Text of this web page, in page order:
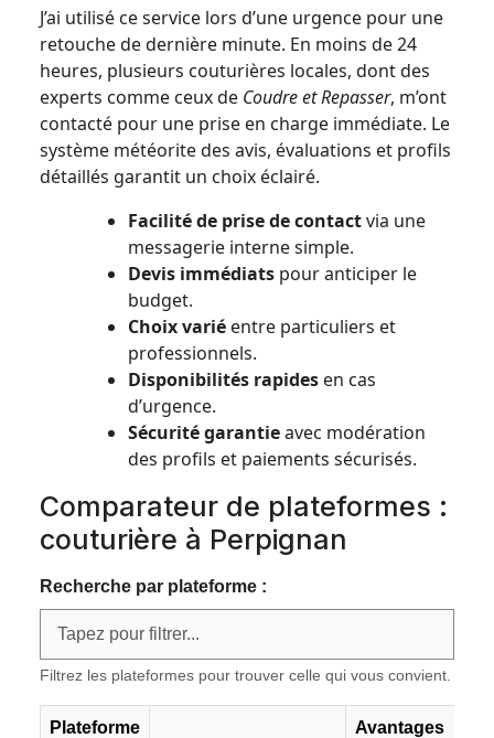
J’ai utilisé ce service lors d’une urgence pour une
retouche de dernière minute. En moins de 24
heures, plusieurs couturières locales, dont des
experts comme ceux de Coudre et Repasser, m’ont
contacté pour une prise en charge immédiate. Le
système météorite des avis, évaluations et profils
détaillés garantit un choix éclairé.
Facilité de prise de contactvia une
messagerie interne simple.
Devis immédiats pour anticiper le
budget.
Choix varié entre particuliers et
professionnels.
Disponibilités rapides en cas
d’urgence.
Sécurité garantieavec modération
des profils et paiements sécurisés.
Comparateur de plateformes :
couturière à Perpignan
Recherche par plateforme :
Filtrez les plateformes pour trouver celle qui vous convient.
Plateforme
Avantages